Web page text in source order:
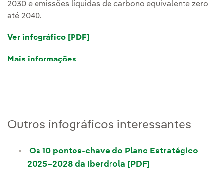
2030 e emissões líquidas de carbono equivalente zero
até 2040.
Ver infográfico [PDF]
Mais informações
Outros infográficos interessantes
Os 10 pontos-chave do Plano Estratégico
2025–2028 da Iberdrola [PDF]